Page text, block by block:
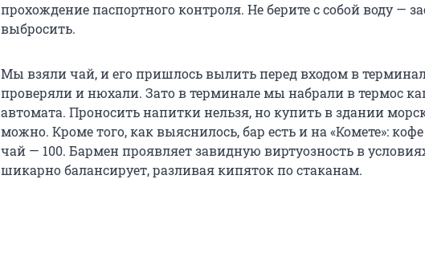
прохождение паспортного контроля. Не берите с собой воду —
выбросить.
Мы взяли чай, и его пришлось вылить перед входом в
проверяли и нюхали. Зато в терминале мы набрали в термос
автомата. Проносить напитки нельзя, но купить в здании
можно. Кроме того, как выяснилось, бар есть и на «Комете»:
чай — 100. Бармен проявляет завидную виртуозность в
шикарно балансирует, разливая кипяток по стаканам.